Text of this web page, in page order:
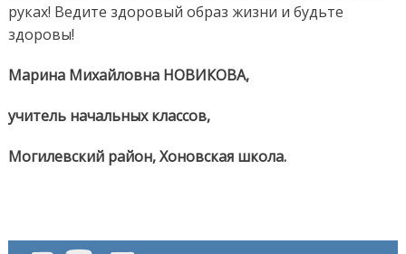
руках! Ведите здоровый образ жизни и будьте
здоровы!
Марина Михайловна НОВИКОВА,
учитель начальных классов,
Могилевский район, Хоновская школа.